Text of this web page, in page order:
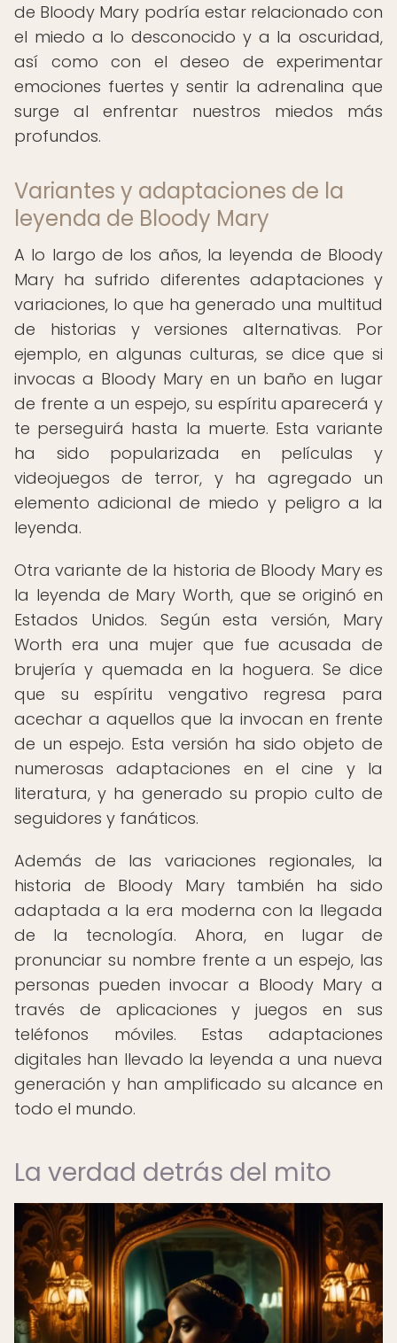
de Bloody Mary podría estar relacionado con
el miedo a lo desconocido y a la oscuridad,
así como con el deseo de experimentar
emociones fuertes y sentir la adrenalina que
surge al enfrentar nuestros miedos más
profundos.
Variantes y adaptaciones de la
leyenda de Bloody Mary
A lo largo de los años, la leyenda de Bloody
Mary ha sufrido diferentes adaptaciones y
variaciones, lo que ha generado una multitud
de historias y versiones alternativas. Por
ejemplo, en algunas culturas, se dice que si
invocas a Bloody Mary en un baño en lugar
de frente a un espejo, su espíritu aparecerá y
te perseguirá hasta la muerte. Esta variante
ha sido popularizada en películas y
videojuegos de terror, y ha agregado un
elemento adicional de miedo y peligro a la
leyenda.
Otra variante de la historia de Bloody Mary es
la leyenda de Mary Worth, que se originó en
Estados Unidos. Según esta versión, Mary
Worth era una mujer que fue acusada de
brujería y quemada en la hoguera. Se dice
que su espíritu vengativo regresa para
acechar a aquellos que la invocan en frente
de un espejo. Esta versión ha sido objeto de
numerosas adaptaciones en el cine y la
literatura, y ha generado su propio culto de
seguidores y fanáticos.
Además de las variaciones regionales, la
historia de Bloody Mary también ha sido
adaptada a la era moderna con la llegada
de la tecnología. Ahora, en lugar de
pronunciar su nombre frente a un espejo, las
personas pueden invocar a Bloody Mary a
través de aplicaciones y juegos en sus
teléfonos móviles. Estas adaptaciones
digitales han llevado la leyenda a una nueva
generación y han amplificado su alcance en
todo el mundo.
La verdad detrás del mito